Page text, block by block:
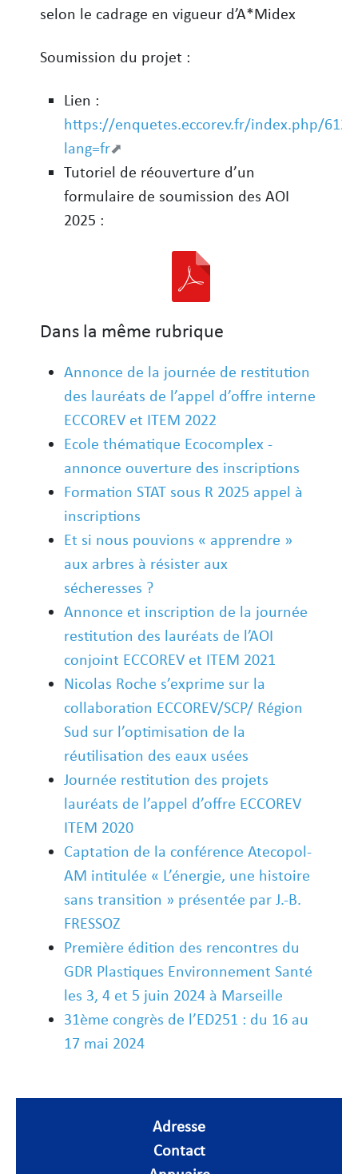
selon le cadrage en vigueur d’A*Midex
Soumission du projet :
Lien :
https://enquetes.eccorev.fr/index.php/
lang=fr
Tutoriel de réouverture d’un
formulaire de soumission des AOI
2025 :
Dans la même rubrique
Annonce de la journée de restitution
des lauréats de l’appel d’offre interne
ECCOREV et ITEM 2022
Ecole thématique Ecocomplex -
annonce ouverture des inscriptions
Formation STAT sous R 2025 appel à
inscriptions
Et si nous pouvions « apprendre »
aux arbres à résister aux
sécheresses ?
Annonce et inscription de la journée
restitution des lauréats de l’AOI
conjoint ECCOREV et ITEM 2021
Nicolas Roche s’exprime sur la
collaboration ECCOREV/SCP/ Région
Sud sur l’optimisation de la
réutilisation des eaux usées
Journée restitution des projets
lauréats de l’appel d’offre ECCOREV
ITEM 2020
Captation de la conférence Atecopol-
AM intitulée « L’énergie, une histoire
sans transition » présentée par J.-B.
FRESSOZ
Première édition des rencontres du
GDR Plastiques Environnement Santé
les 3, 4 et 5 juin 2024 à Marseille
31ème congrès de l’ED251 : du 16 au
17 mai 2024
Adresse
Contact